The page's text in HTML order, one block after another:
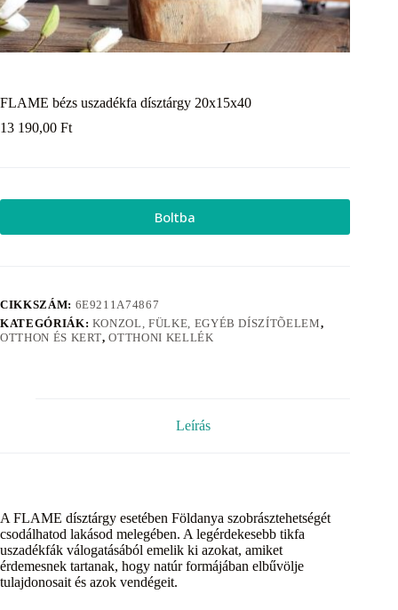
FLAME bézs uszadékfa dísztárgy 20x15x40
13 190,00 Ft
Boltba
CIKKSZÁM: 6E9211A74867
KATEGÓRIÁK: KONZOL, FÜLKE, EGYÉB DÍSZÍTÕELEM,
OTTHON ÉS KERT,OTTHONI KELLÉK
Leírás
A FLAME dísztárgy esetében Földanya szobrásztehetségét
csodálhatod lakásod melegében. A legérdekesebb tikfa
uszadékfák válogatásából emelik ki azokat, amiket
érdemesnek tartanak, hogy natúr formájában elbűvölje
tulajdonosait és azok vendégeit.